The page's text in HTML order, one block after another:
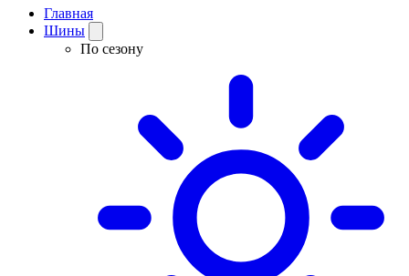
Главная
Шины
По сезону